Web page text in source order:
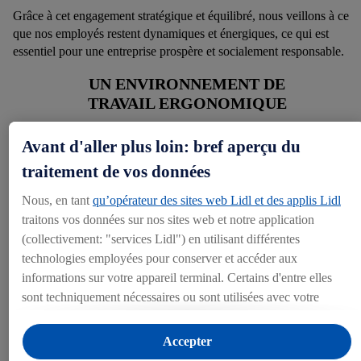
Grâce à cet engagement stratégique et équilibré, nous veillons à ce
que nos employés restent dynamiques et énergiques, ce qui est
essentiel pour une entreprise prospère et socialement responsable.
UN ENVIRONNEMENT DE
TRAVAIL ERGONOMIQUE
nous créons un environnement de travail qui soutient nos employés
de manière optimale dans différents domaines. Nous accordons une
niveau du dos, des épaules et des poignets.
Nos efforts commencent par des investissements intelligents : sur
plusieurs sites, par exemple, nous utilisons destranspalettes
réglables en hauteur. Cette technologie garantit que les
marchandises peuvent toujours être enlevées à hauteur des hanches,
Avant d'aller plus loin: bref aperçu du
traitement de vos données
Nous, en tant qu’opérateur des sites web Lidl et des applis Lidl
traitons vos données sur nos sites web et notre application
(collectivement: "services Lidl") en utilisant différentes
technologies employées pour conserver et accéder aux
informations sur votre appareil terminal. Certains d'entre elles
sont techniquement nécessaires ou sont utilisées avec votre
des statistiques ou pour des publicités personnalisées au sein et
en dehors des services Lidl. Si vous participez au programme
Accepter